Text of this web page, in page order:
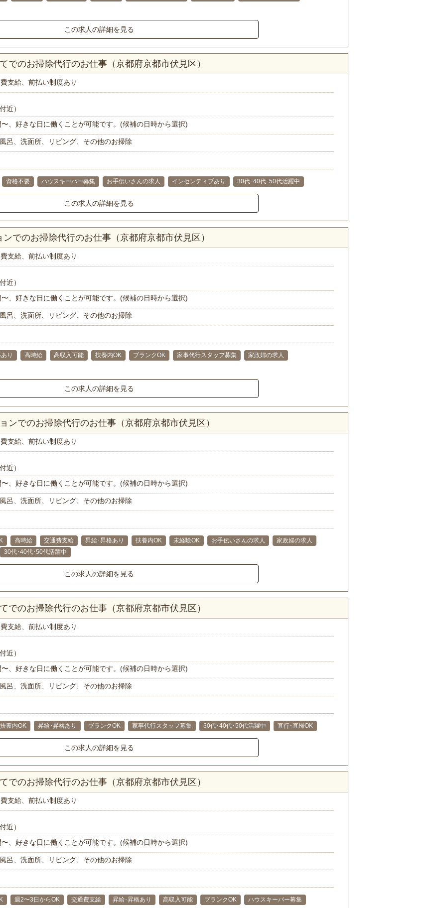
この求人の詳細を見る
でのお掃除代行のお仕事（京都府京都市伏見区）
費支給、前払い制度あり
近）
、好きな日に働くことが可能です。(候補の日時から選択)
呂、洗面所、リビング、その他のお掃除
資格不要 ハウスキーパー募集 お手伝いさんの求人 インセンティブあり 30代･40代･50代活躍中
この求人の詳細を見る
でのお掃除代行のお仕事（京都府京都市伏見区）
費支給、前払い制度あり
近）
、好きな日に働くことが可能です。(候補の日時から選択)
呂、洗面所、リビング、その他のお掃除
り 高時給 高収入可能 扶養内OK ブランクOK 家事代行スタッフ募集
家政婦の求人
この求人の詳細を見る
ンでのお掃除代行のお仕事（京都府京都市伏見区）
費支給、前払い制度あり
近）
、好きな日に働くことが可能です。(候補の日時から選択)
呂、洗面所、リビング、その他のお掃除
高時給 交通費支給 昇給･昇格あり 扶養内OK 未経験OK お手伝いさんの求人
家政婦の求人
30代･40代･50代活躍中
この求人の詳細を見る
でのお掃除代行のお仕事（京都府京都市伏見区）
費支給、前払い制度あり
近）
、好きな日に働くことが可能です。(候補の日時から選択)
呂、洗面所、リビング、その他のお掃除
扶養内OK 昇給･昇格あり ブランクOK 家事代行スタッフ募集 30代･40代･50代活躍中 直行･直帰OK
この求人の詳細を見る
でのお掃除代行のお仕事（京都府京都市伏見区）
費支給、前払い制度あり
近）
、好きな日に働くことが可能です。(候補の日時から選択)
呂、洗面所、リビング、その他のお掃除
週2〜3日からOK 交通費支給 昇給･昇格あり 高収入可能 ブランクOK
ハウスキーパー募集